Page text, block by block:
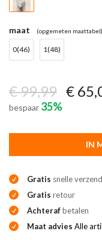
maat (opgemeten maattabel)
0(46) 1(48)
€ 99,99 €
bespaar 35%
IN
Gratis snelle
Gratis retour
Achterafbetalen
Maat advies Alle